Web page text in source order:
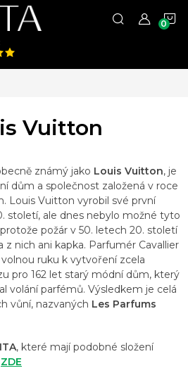
Vuitton
známý jako Louis Vuitton, je
dům a společnost založená v roce
Louis Vuitton vyrobil své první
století, ale dnes nebylo možné tyto
požár v 50. letech 20. století
z nich ani kapka. Parfumér Cavallier
ruku k vytvoření zcela
pro 162 let starý módní dům, který
volání parfémů. Výsledkem je celá
vůní, nazvaných Les Parfums
, které mají podobné složení
ZDE